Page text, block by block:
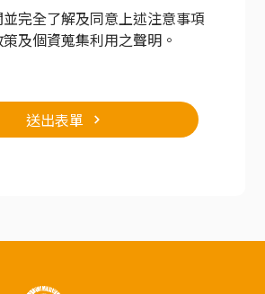
完全了解及同意上述注意事項
及個資蒐集利用之聲明。
送出表單